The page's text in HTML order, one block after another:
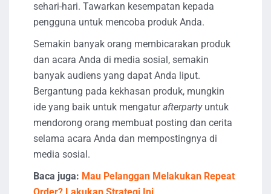
sehari-hari. Tawarkan kesempatan kepada
pengguna untuk mencoba produk Anda.
Semakin banyak orang membicarakan produk
dan acara Anda di media sosial, semakin
banyak audiens yang dapat Anda liput.
Bergantung pada kekhasan produk, mungkin
ide yang baik untuk mengaturafterparty untuk
mendorong orang membuat posting dan cerita
selama acara Anda dan mempostingnya di
media sosial.
Baca juga: Mau Pelanggan Melakukan Repeat